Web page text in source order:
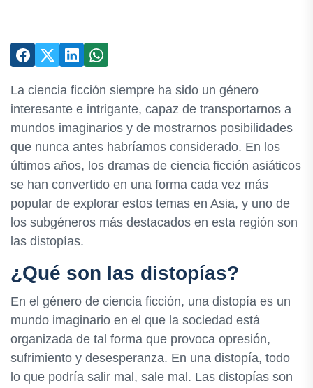
La ciencia ficción siempre ha sido un género
interesante e intrigante, capaz de transportarnos a
mundos imaginarios y de mostrarnos posibilidades
que nunca antes habríamos considerado. En los
últimos años, los dramas de ciencia ficción asiáticos
se han convertido en una forma cada vez más
popular de explorar estos temas en Asia, y uno de
los subgéneros más destacados en esta región son
las distopías.
¿Qué son las distopías?
En el género de ciencia ficción, una distopía es un
mundo imaginario en el que la sociedad está
organizada de tal forma que provoca opresión,
sufrimiento y desesperanza. En una distopía, todo
lo que podría salir mal, sale mal. Las distopías son